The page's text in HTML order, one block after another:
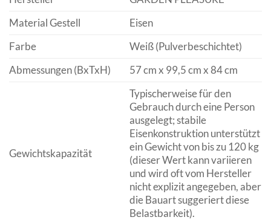
Material Gestell
Eisen
Farbe
Weiß (Pulverbeschichtet)
Abmessungen (BxTxH)
57 cm x 99,5 cm x 84 cm
Gewichtskapazität
Typischerweise für den
Gebrauch durch eine Person
ausgelegt; stabile
Eisenkonstruktion unterstützt
ein Gewicht von bis zu 120 kg
(dieser Wert kann variieren
und wird oft vom Hersteller
nicht explizit angegeben, aber
die Bauart suggeriert diese
Belastbarkeit).